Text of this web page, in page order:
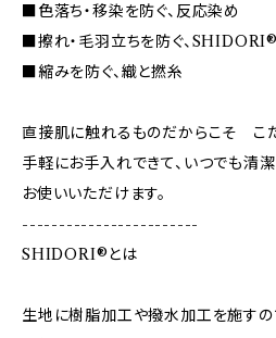
■色落ち・移染を防ぐ、反応染め
■擦れ・毛羽立ちを防ぐ、SHIDORI®
■縮みを防ぐ、織と撚糸
直接肌に触れるものだからこそ こ
手軽にお手入れできて、いつでも清
お使いいただけます。
------------------------
SHIDORI®とは
生地に樹脂加工や撥水加工を施すの